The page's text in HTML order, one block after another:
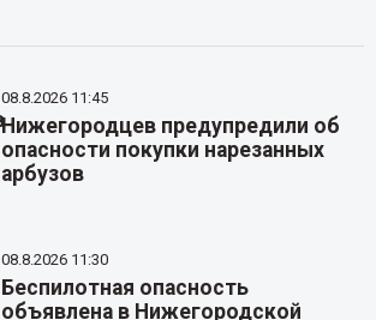
08.8.2026 11:45
Нижегородцев предупредили об
опасности покупки нарезанных
арбузов
08.8.2026 11:30
Беспилотная опасность
объявлена в Нижегородской